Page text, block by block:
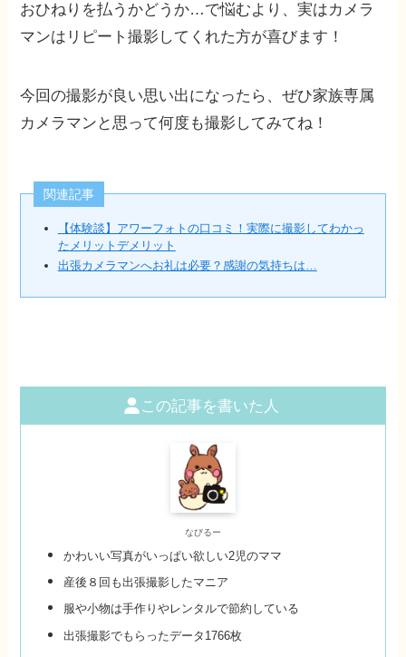
おひねりを払うかどうか…で悩むより、実はカメラ
マンはリピート撮影してくれた方が喜びます！
今回の撮影が良い思い出になったら、ぜひ家族専属
カメラマンと思って何度も撮影してみてね！
関連記事
【体験談】アワーフォトの口コミ！実際に撮影してわかっ
たメリットデメリット
出張カメラマンへお礼は必要？感謝の気持ちは…
この記事を書いた人
なびるー
かわいい写真がいっぱい欲しい2児のママ
産後８回も出張撮影したマニア
服や小物は手作りやレンタルで節約している
出張撮影でもらったデータ1766枚